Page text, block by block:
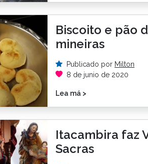
Biscoito e pão
mineiras
Publicado por Milton
8 de junio de 2020
Lea má >
Itacambira faz
Sacras